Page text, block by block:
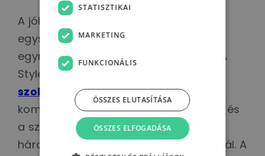
A jól működő AI-transzformáció nem
egyszeri tréningekből áll, hanem
egymásra épülő tanulási lépésekből. A
Stylers Group
szolgáltatásajó választás, ami egy
komplex AI transzformációs program, és
a szervezet érettségének megfelelően
három egymásra épülő csomagot kínál. A
STATISZTIKAI
MARKETING
FUNKCIONÁLIS
ÖSSZES ELFOGADÁSA
ÖSSZES ELUTASÍTÁSA